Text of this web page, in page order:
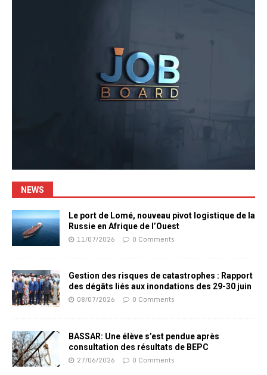
NEWS
Le port de Lomé, nouveau pivot logistique de la
Russie en Afrique de l’Ouest
11/07/2026 0 Comments
Gestion des risques de catastrophes : Rapport
des dégâts liés aux inondations des 29-30 juin
08/07/2026 0 Comments
BASSAR: Une élève s’est pendue après
consultation des résultats de BEPC
27/06/2026 0 Comments